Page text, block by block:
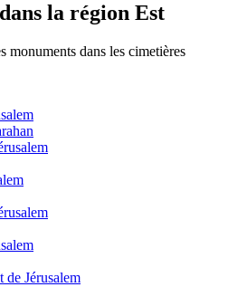
la région Est
monuments dans les cimetières
Jérusalem